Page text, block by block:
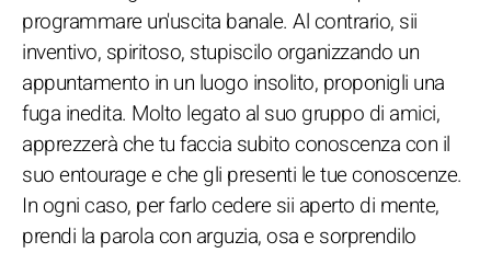
programmare un'uscita banale. Al contrario, sii
inventivo, spiritoso, stupiscilo organizzando un
appuntamento in un luogo insolito, proponigli una
fuga inedita. Molto legato al suo gruppo di amici,
apprezzerà che tu faccia subito conoscenza con il
suo entourage e che gli presenti le tue conoscenze.
In ogni caso, per farlo cedere sii aperto di mente,
prendi la parola con arguzia, osa e sorprendilo